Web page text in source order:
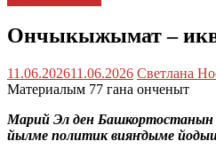
Ончыкыжымат –
11.06.202611.06.2026 Светлана
Материалым 77 гана онченыт
Марий Эл ден Башкортостанын
йылме политик вияҥдыме